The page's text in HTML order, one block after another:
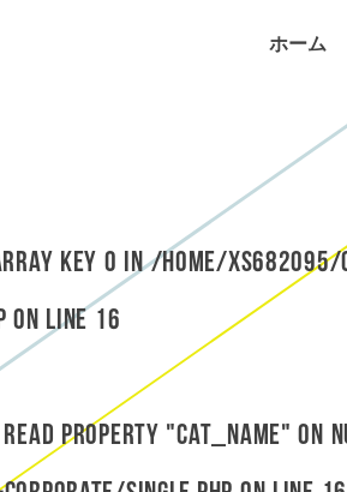
ホーム
key 0 in/home/
on line16
property "cat_name" on